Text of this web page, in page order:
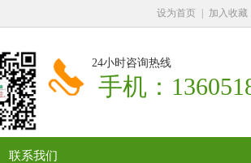
设为首页 加入收藏
24小时咨询热线
手机：
联系我们